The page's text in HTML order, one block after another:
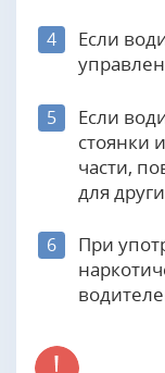
4
Если
5
Если
стоянки
части,
для
6
При